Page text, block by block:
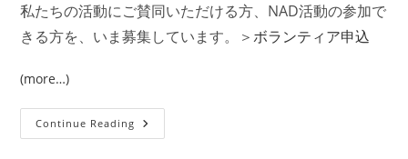
私たちの活動にご賛同いただける方、NAD活動の参加で
きる方を、いま募集しています。＞ボランティア申込
(more…)
Continue Reading ボ
ラ